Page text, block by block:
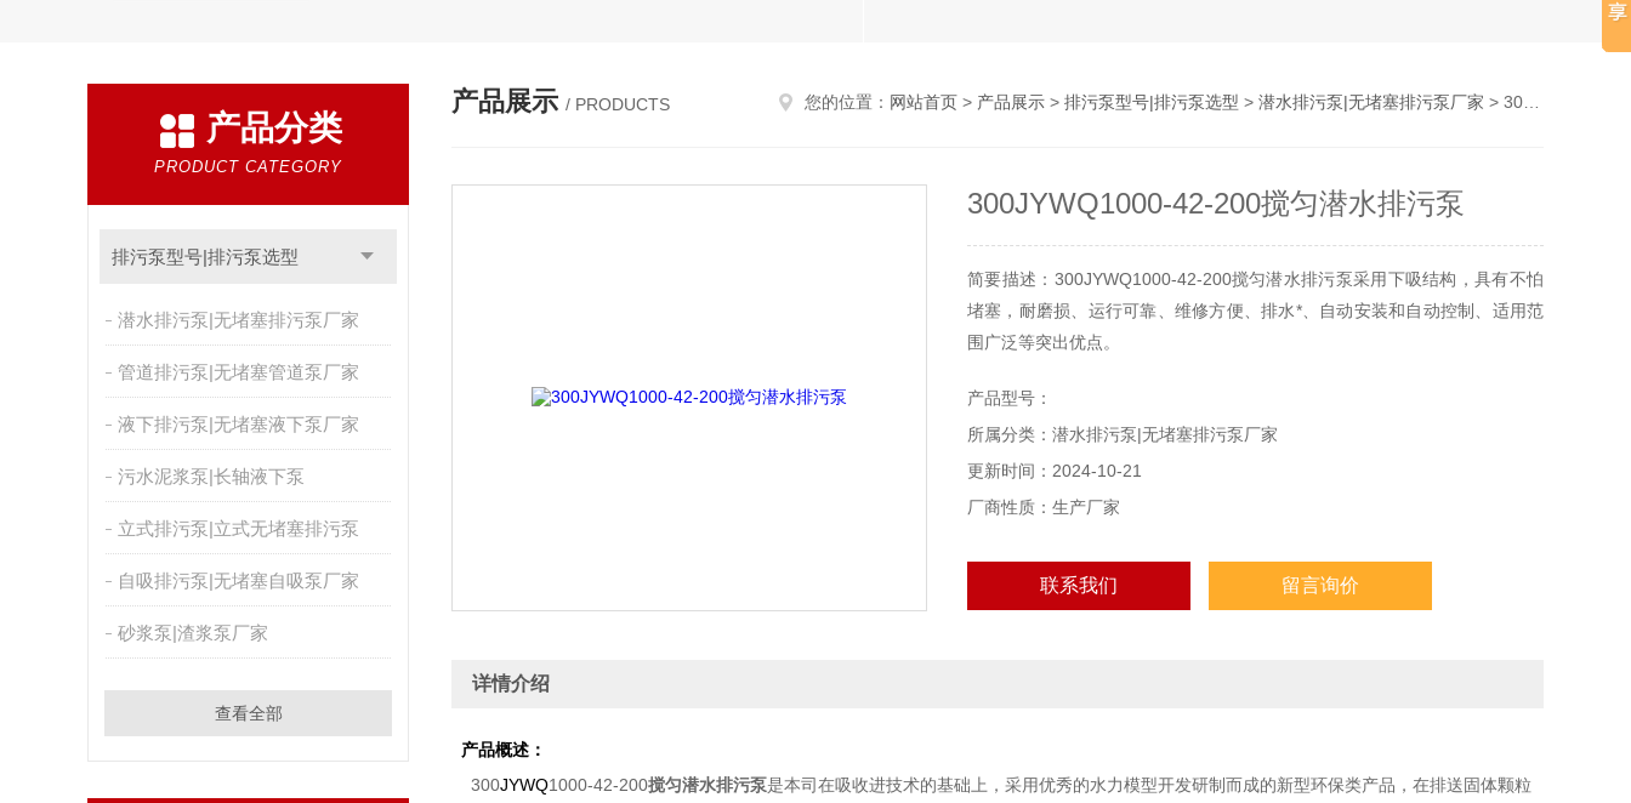
产品分类
PRODUCT CATEGORY
排污泵型号|排污泵选型
潜水排污泵|无堵塞排污泵厂家
管道排污泵|无堵塞管道泵厂家
液下排污泵|无堵塞液下泵厂家
污水泥浆泵|长轴液下泵
立式排污泵|立式无堵塞排污泵
自吸排污泵|无堵塞自吸泵厂家
砂浆泵|渣浆泵厂家
查看全部
产品展示 / PRODUCTS 您的位置： 网站首页 > 产品展示 > 排污泵型号|排污泵选型 > 潜水排污泵|无堵塞排污泵厂家 > 300JYWQ1000-42-200搅匀潜水排污泵
300JYWQ1000-42-200搅匀潜水排污泵
简要描述：300JYWQ1000-42-200搅匀潜水排污泵采用下吸结构，具有不怕
堵塞，耐磨损、运行可靠、维修方便、排水*、自动安装和自动控制、适用范
围广泛等突出优点。
产品型号：
所属分类：潜水排污泵|无堵塞排污泵厂家
更新时间：2024-10-21
厂商性质：生产厂家
联系我们 留言询价
详情介绍
产品概述：
300JYWQ1000-42-200搅匀潜水排污泵是本司在吸收进技术的基础上，采用优秀的水力模型开发研制而成的新型环保类产品，在排送固体颗粒